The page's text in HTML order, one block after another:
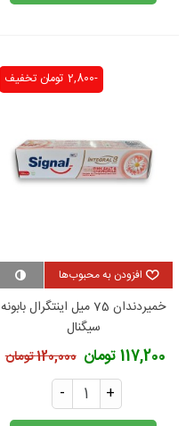
تخفیف -2,800 تومان
افزودن به محبوب‌ها
خمیردندان 75 میل اینتگرال بابونه
سیگنال
117,200 تومان 120,000 تومان
- +